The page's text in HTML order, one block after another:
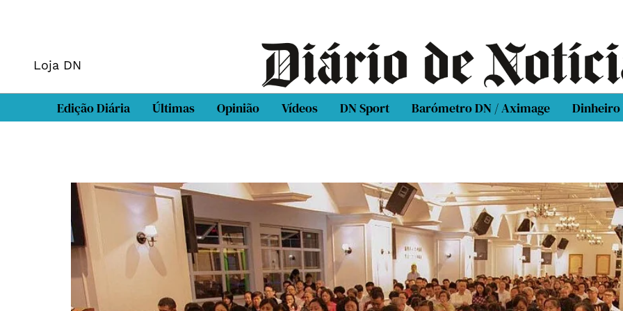
Loja DN
Edição Diária Últimas Opinião Vídeos DN Sport Barómetro DN / Aximage Dinheiro